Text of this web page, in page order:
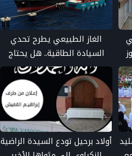
-
الغاز الطبيعي يطرح تحدي
السيادة الطاقية.. هل يحتاج
المغرب إلى بنية تحتية مستقلة؟
أولاد برحيل تودع السيدة الراضية